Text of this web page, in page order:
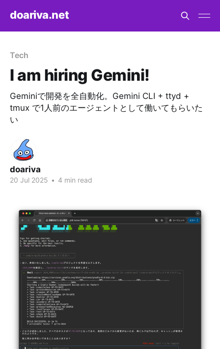
doariva.net
Tech
I am hiring Gemini!
Geminiで開発を全自動化。Gemini CLI + ttyd +
tmux で1人前のエージェントとして働いてもらいた
い
doariva
20 Jul 2025 • 4 min read